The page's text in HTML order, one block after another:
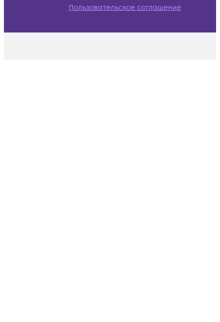
Пользовательское соглашение